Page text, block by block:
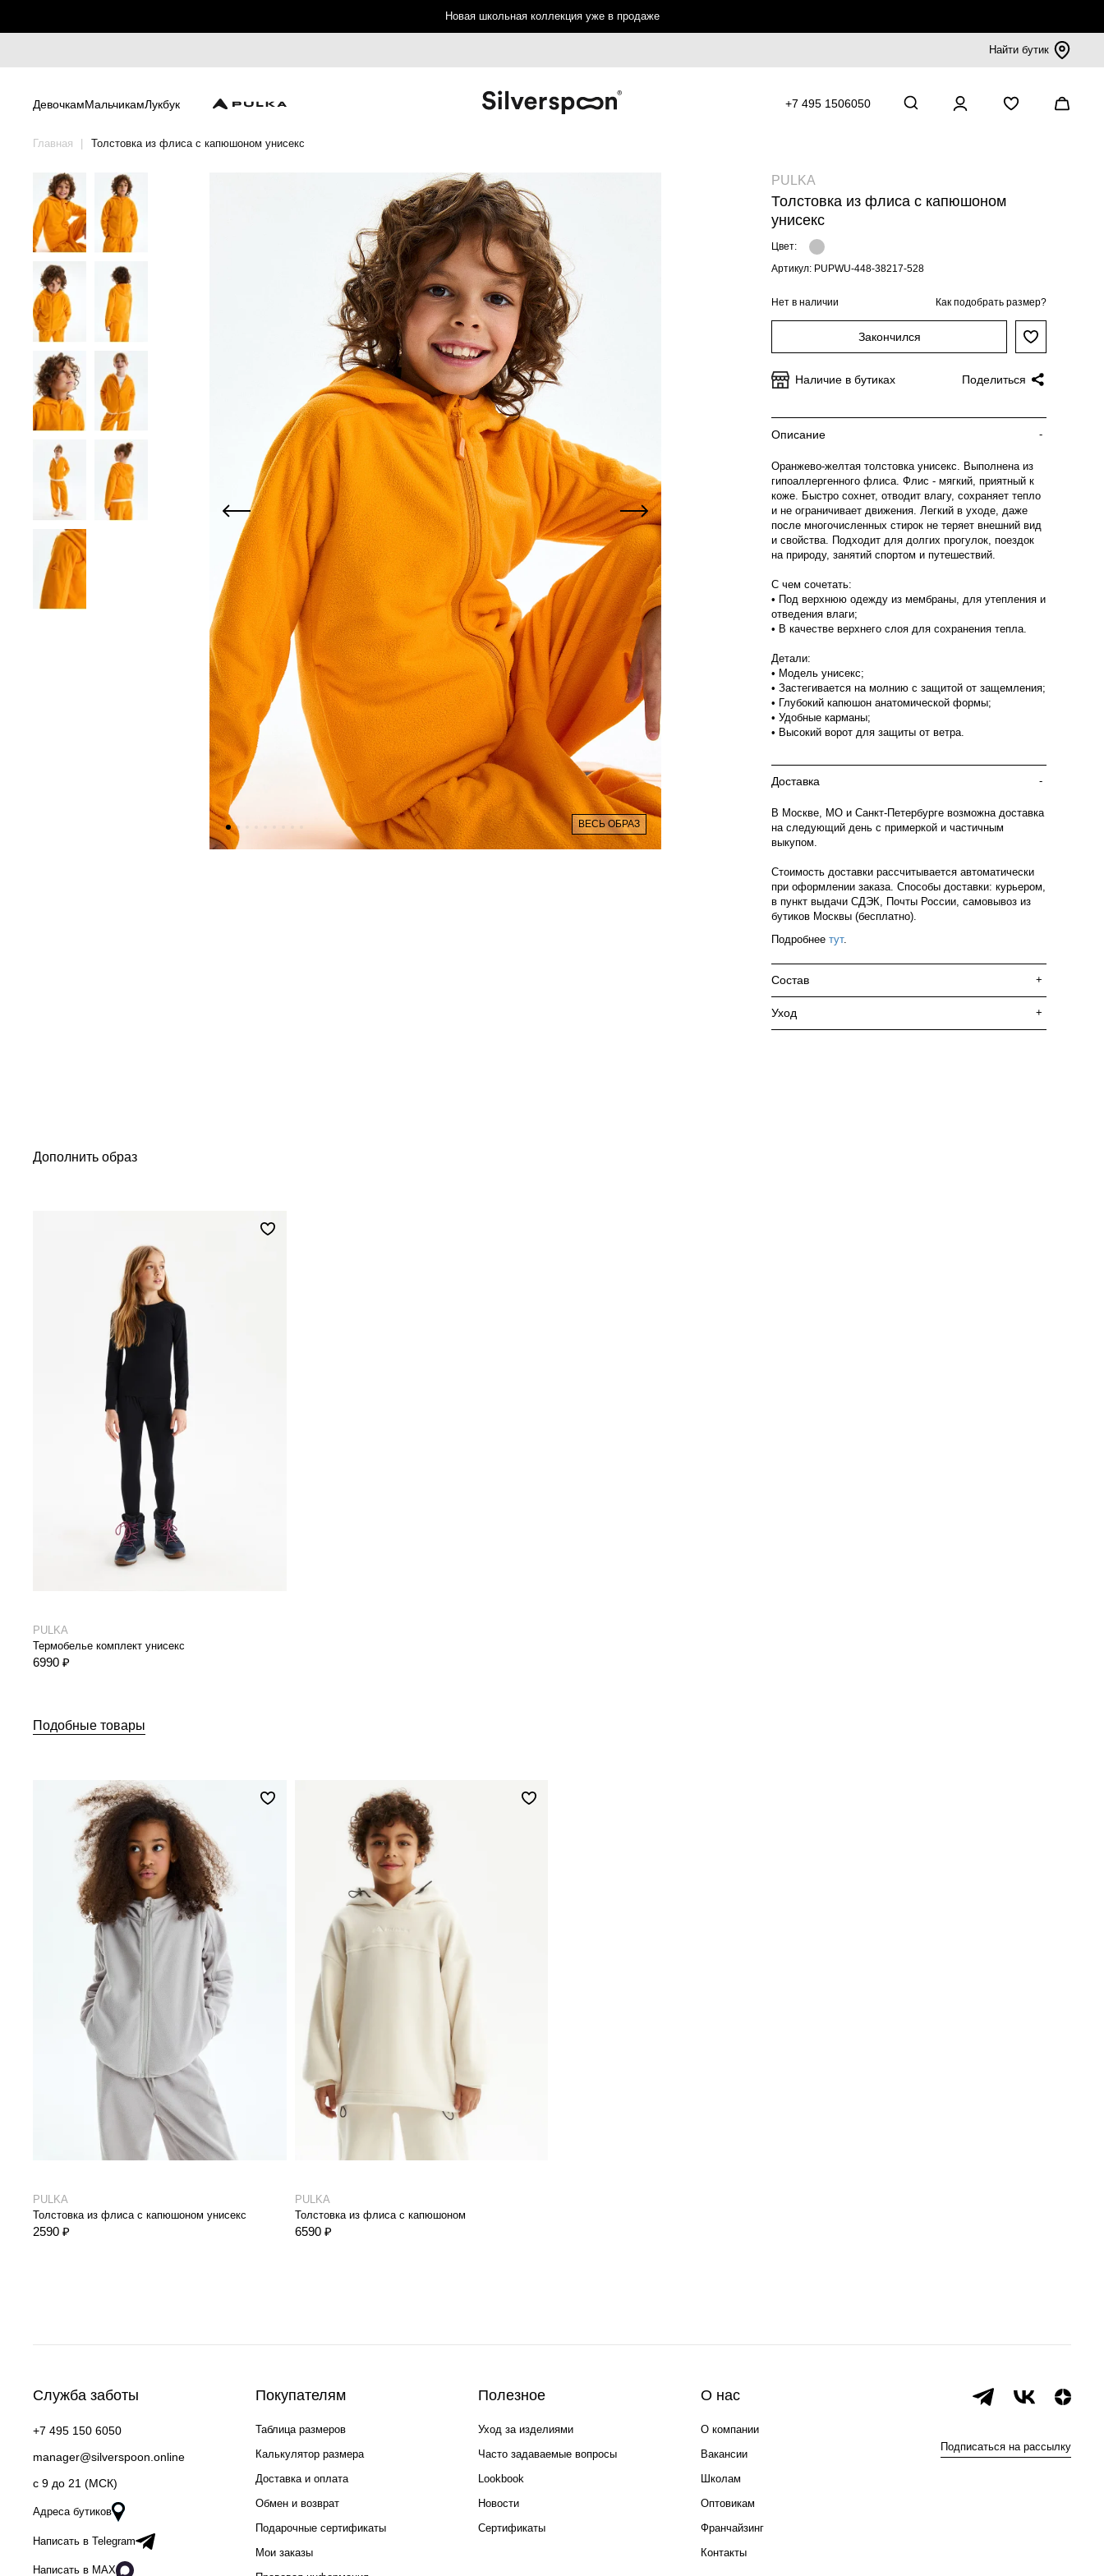
Новая школьная коллекция уже в продаже
Найти бутик
ДевочкамМальчикамЛукбук +7 495 1506050
Главная Толстовка из флиса с капюшоном унисекс
ВЕСЬ ОБРАЗ
PULKA
Толстовка из флиса с капюшоном
унисекс
Цвет:
Артикул: PUPWU-448-38217-528
Нет в наличии Как подобрать размер?
Закончился
Наличие в бутиках Поделиться
Описание -
Оранжево-желтая толстовка унисекс. Выполнена из
гипоаллергенного флиса. Флис - мягкий, приятный к
коже. Быстро сохнет, отводит влагу, сохраняет тепло
и не ограничивает движения. Легкий в уходе, даже
после многочисленных стирок не теряет внешний вид
и свойства. Подходит для долгих прогулок, поездок
на природу, занятий спортом и путешествий.
С чем сочетать:
• Под верхнюю одежду из мембраны, для утепления и
отведения влаги;
• В качестве верхнего слоя для сохранения тепла.
Детали:
• Модель унисекс;
• Застегивается на молнию с защитой от защемления;
• Глубокий капюшон анатомической формы;
• Удобные карманы;
• Высокий ворот для защиты от ветра.
Доставка -
В Москве, МО и Санкт-Петербурге возможна доставка
на следующий день с примеркой и частичным
выкупом.
Стоимость доставки рассчитывается автоматически
при оформлении заказа. Способы доставки: курьером,
в пункт выдачи СДЭК, Почты России, самовывоз из
бутиков Москвы (бесплатно).
Подробнее тут.
Состав +
Уход +
Дополнить образ
PULKA
Термобелье комплект унисекс
6990 ₽
Подобные товары
PULKA
Толстовка из флиса с капюшоном унисекс
2590 ₽
PULKA
Толстовка из флиса с капюшоном
6590 ₽
Служба заботы
+7 495 150 6050
manager@silverspoon.online
c 9 до 21 (МСК)
Адреса бутиков
Написать в Telegram
Написать в MAX
Покупателям
Таблица размеров
Калькулятор размера
Доставка и оплата
Обмен и возврат
Подарочные сертификаты
Мои заказы
Полезное
Уход за изделиями
Часто задаваемые вопросы
Lookbook
Новости
Сертификаты
О нас
О компании
Вакансии
Школам
Оптовикам
Франчайзинг
Контакты
Подписаться на рассылку